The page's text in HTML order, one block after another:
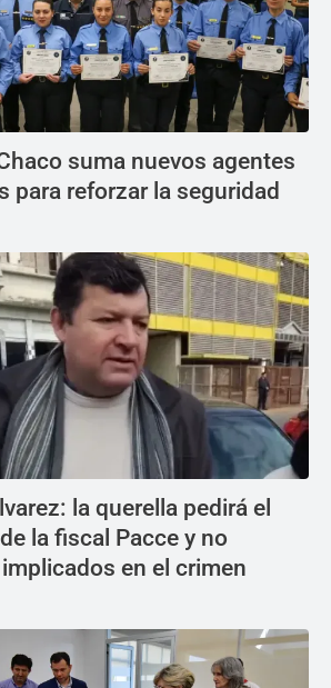
suma nuevos agentes
para reforzar la seguridad
la querella pedirá el
la fiscal Pacce y no
en el crimen